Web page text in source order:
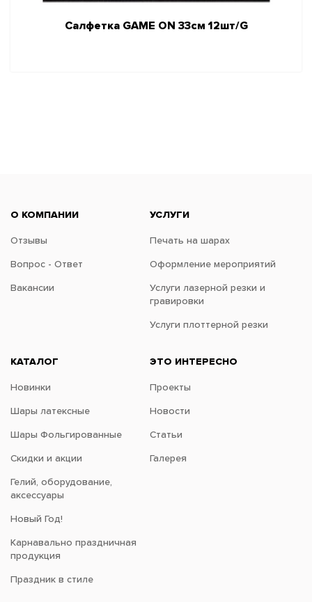
Салфетка GAME ON 33см 12шт/G
О КОМПАНИИ
Отзывы
Вопрос - Ответ
Вакансии
УСЛУГИ
Печать на шарах
Оформление мероприятий
Услуги лазерной резки и
гравировки
Услуги плоттерной резки
КАТАЛОГ
Новинки
Шары латексные
Шары Фольгированные
Скидки и акции
Гелий, оборудование,
аксессуары
Новый Год!
Карнавально праздничная
продукция
Праздник в стиле
ЭТО ИНТЕРЕСНО
Проекты
Новости
Статьи
Галерея